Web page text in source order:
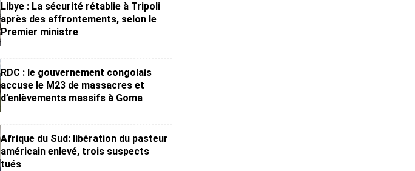
Libye : La sécurité rétablie à Tripoli
après des affrontements, selon le
Premier ministre
RDC : le gouvernement congolais
accuse le M23 de massacres et
d’enlèvements massifs à Goma
Afrique du Sud: libération du pasteur
américain enlevé, trois suspects
tués